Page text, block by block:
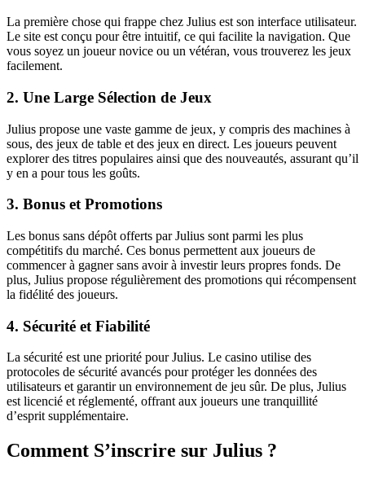
La première chose qui frappe chez Julius est son interface utilisateur.
Le site est conçu pour être intuitif, ce qui facilite la navigation. Que
vous soyez un joueur novice ou un vétéran, vous trouverez les jeux
facilement.
2. Une Large Sélection de Jeux
Julius propose une vaste gamme de jeux, y compris des machines à
sous, des jeux de table et des jeux en direct. Les joueurs peuvent
explorer des titres populaires ainsi que des nouveautés, assurant qu’il
y en a pour tous les goûts.
3. Bonus et Promotions
Les bonus sans dépôt offerts par Julius sont parmi les plus
compétitifs du marché. Ces bonus permettent aux joueurs de
commencer à gagner sans avoir à investir leurs propres fonds. De
plus, Julius propose régulièrement des promotions qui récompensent
la fidélité des joueurs.
4. Sécurité et Fiabilité
La sécurité est une priorité pour Julius. Le casino utilise des
protocoles de sécurité avancés pour protéger les données des
utilisateurs et garantir un environnement de jeu sûr. De plus, Julius
est licencié et réglementé, offrant aux joueurs une tranquillité
d’esprit supplémentaire.
Comment S’inscrire sur Julius ?